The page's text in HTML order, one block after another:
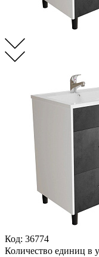
Код: 36774
Количество единиц в